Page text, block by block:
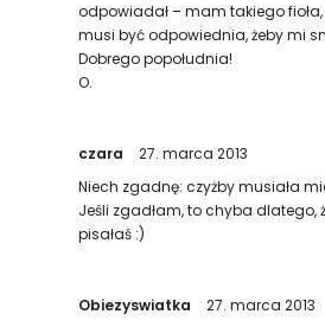
odpowiadał – mam takiego
musi być odpowiednia, żeby mi
Dobrego popołudnia!
O.
czara
27. marca 2013
Niech zgadnę: czyżby musiała
Jeśli zgadłam, to chyba dlatego,
pisałaś :)
Obiezyswiatka
27. marca 2013